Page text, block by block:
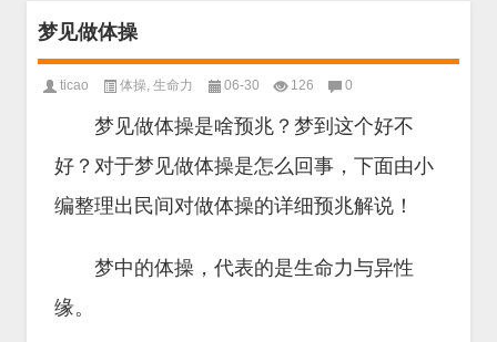
梦见做体操
ticao 体操, 生命力 06-30 126 0
梦见做体操是啥预兆？梦到这个好不
好？对于梦见做体操是怎么回事，下面由小
编整理出民间对做体操的详细预兆解说！
梦中的体操，代表的是生命力与异性
缘。